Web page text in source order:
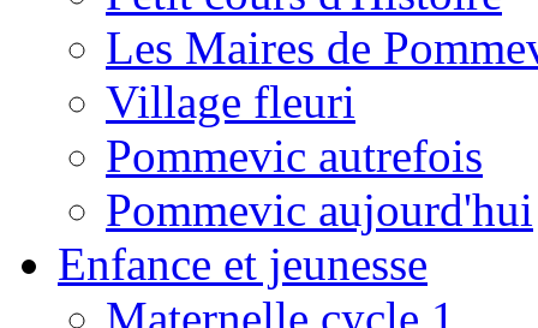
Les Maires de
Village fleuri
Pommevic autrefois
Pommevic aujourd'hui
Enfance et jeunesse
Maternelle cycle 1